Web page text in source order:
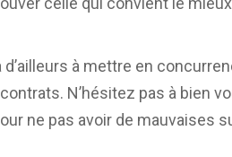
d’ailleurs à mettre en
N’hésitez pas à bien
ne pas avoir de mauvaises